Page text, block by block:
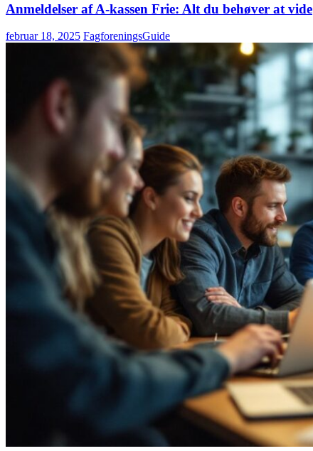
Anmeldelser af A-kassen Frie: Alt du behøver at vide
februar 18, 2025 FagforeningsGuide